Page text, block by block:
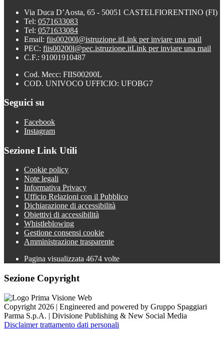
Via Duca D’Aosta, 65 - 50051 CASTELFIORENTINO (FI)
Tel: 0571633083
Tel: 0571633084
Email: fiis00200l@istruzione.itLink per inviare una mail
PEC: fiis00200l@pec.istruzione.itLink per inviare una mail
C.F.: 91001910487
Cod. Mecc: FIIS00200L
COD. UNIVOCO UFFICIO: UFOBG7
Seguici su
Facebook
Instagram
Sezione Link Utili
Cookie policy
Note legali
Informativa Privacy
Ufficio Relazioni con il Pubblico
Dichiarazione di accessibilità
Obiettivi di accessibilità
Whistleblowing
Gestione consensi cookie
Amministrazione trasparente
Pagina visualizzata 4674 volte
Sezione Copyright
Copyright 2026 | Engineered and powered by Gruppo Spaggiari
Parma S.p.A. | Divisione Publishing & New Social Media
Disclaimer trattamento dati personali